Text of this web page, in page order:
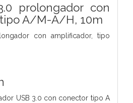
prolongador con
A/M-A/H, 10m
con amplificador, tipo
USB 3.0 con conector tipo A